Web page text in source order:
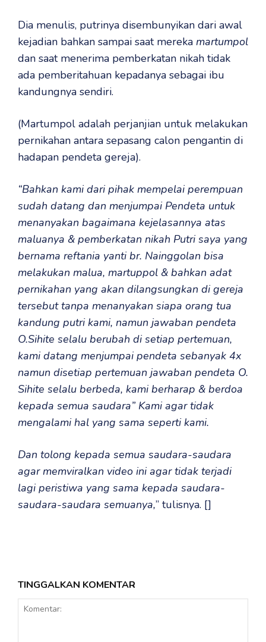
Dia menulis, putrinya disembunyikan dari awal
kejadian bahkan sampai saat mereka martumpol
dan saat menerima pemberkatan nikah tidak
ada pemberitahuan kepadanya sebagai ibu
kandungnya sendiri.
(Martumpol adalah perjanjian untuk melakukan
pernikahan antara sepasang calon pengantin di
hadapan pendeta gereja).
“Bahkan kami dari pihak mempelai perempuan
sudah datang dan menjumpai Pendeta untuk
menanyakan bagaimana kejelasannya atas
maluanya & pemberkatan nikah Putri saya yang
bernama reftania yanti br. Nainggolan bisa
melakukan malua, martuppol & bahkan adat
pernikahan yang akan dilangsungkan di gereja
tersebut tanpa menanyakan siapa orang tua
kandung putri kami, namun jawaban pendeta
O.Sihite selalu berubah di setiap pertemuan,
kami datang menjumpai pendeta sebanyak 4x
namun disetiap pertemuan jawaban pendeta O.
Sihite selalu berbeda, kami berharap & berdoa
kepada semua saudara” Kami agar tidak
mengalami hal yang sama seperti kami.
Dan tolong kepada semua saudara-saudara
agar memviralkan video ini agar tidak terjadi
lagi peristiwa yang sama kepada saudara-
saudara-saudara semuanya,” tulisnya. []
TINGGALKAN KOMENTAR